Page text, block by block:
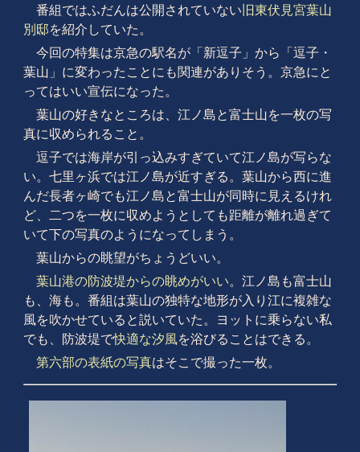
番組ではふだんは公開されていない 旧東伏見宮葉山
別邸を紹介していた。
今回の特集は京急の駅名が「新逗子」から「逗子・
葉山」に変わったことにも関連がありそう。京急にと
ってはいい宣伝になった。
葉山の好きなところは、江ノ島と富士山を一枚の写
真に収められること。
逗子では海岸が引っ込みすぎていて江ノ島が写らな
い。七里ヶ浜では江ノ島が近すぎる。葉山から西に進
んだ長者ヶ崎でも江ノ島と富士山が同時に見えるけれ
ど、二つを一枚に収めようとしても距離が離れ過ぎて
いて下の写真のようになってしまう。
葉山からの眺望がちょうどいい。
葉山港の防波堤からの眺めがいい。江ノ島も富士山
も、海も。番組は葉山の独特な地形が入り江に複雑な
風を吹かせていると説いていた。ヨットに乗らない私
でも、防波堤で快適な汐風を浴びることはできる。
第六部の表紙の写真はそこで撮った一枚。